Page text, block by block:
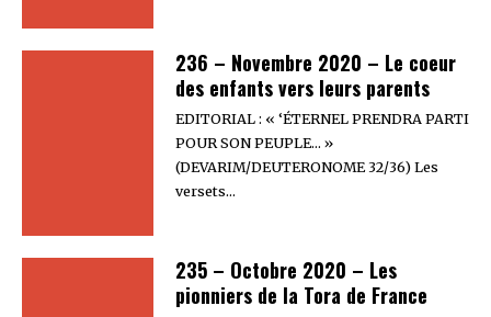
236 – Novembre 2020 – Le coeur
des enfants vers leurs parents
EDITORIAL : « ‘ÉTERNEL PRENDRA PARTI
POUR SON PEUPLE… »
(DEVARIM/DEUTERONOME 32/36) Les
versets…
235 – Octobre 2020 – Les
pionniers de la Tora de France